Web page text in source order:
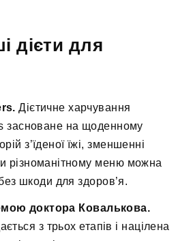
дієти для
Дієтичне харчування
засноване на щоденному
з’їденої їжі, зменшенні
різноманітному меню можна
шкоди для здоров’я.
доктора Ковалькова.
з трьох етапів і націлена